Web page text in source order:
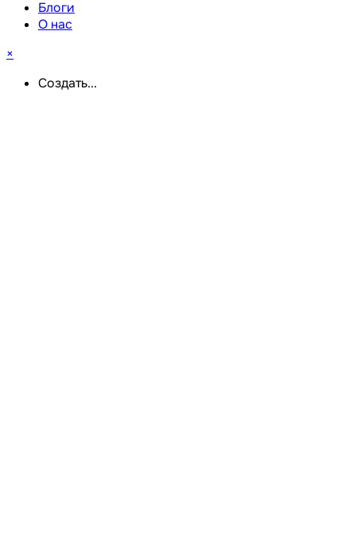
Блоги
О нас
×
Создать...